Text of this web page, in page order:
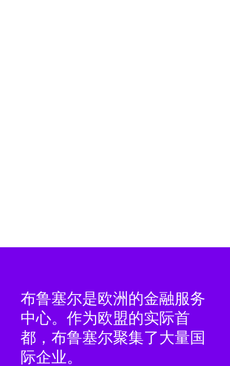
布鲁塞尔是欧洲的金融服务
中心。作为欧盟的实际首
都，布鲁塞尔聚集了大量国
际企业。